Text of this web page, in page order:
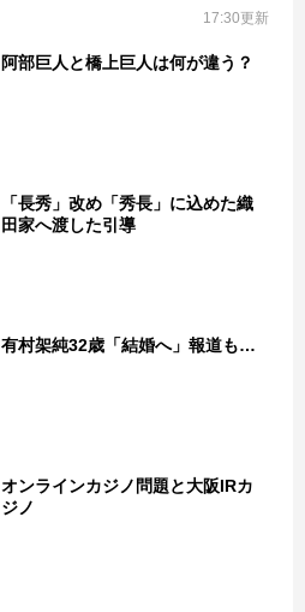
17:30更新
阿部巨人と橋上巨人は何が違う？
「長秀」改め「秀長」に込めた織
田家へ渡した引導
有村架純32歳「結婚へ」報道も…
オンラインカジノ問題と大阪IRカ
ジノ